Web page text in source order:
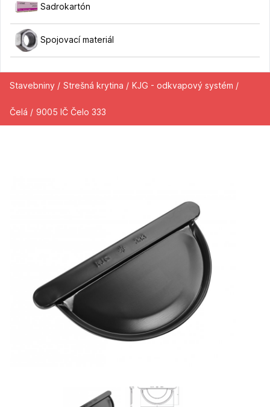
Sadrokartón
Spojovací materiál
Stavebniny / Strešná krytina / KJG - odkvapový systém /
Čelá / 9005 IČ Čelo 333